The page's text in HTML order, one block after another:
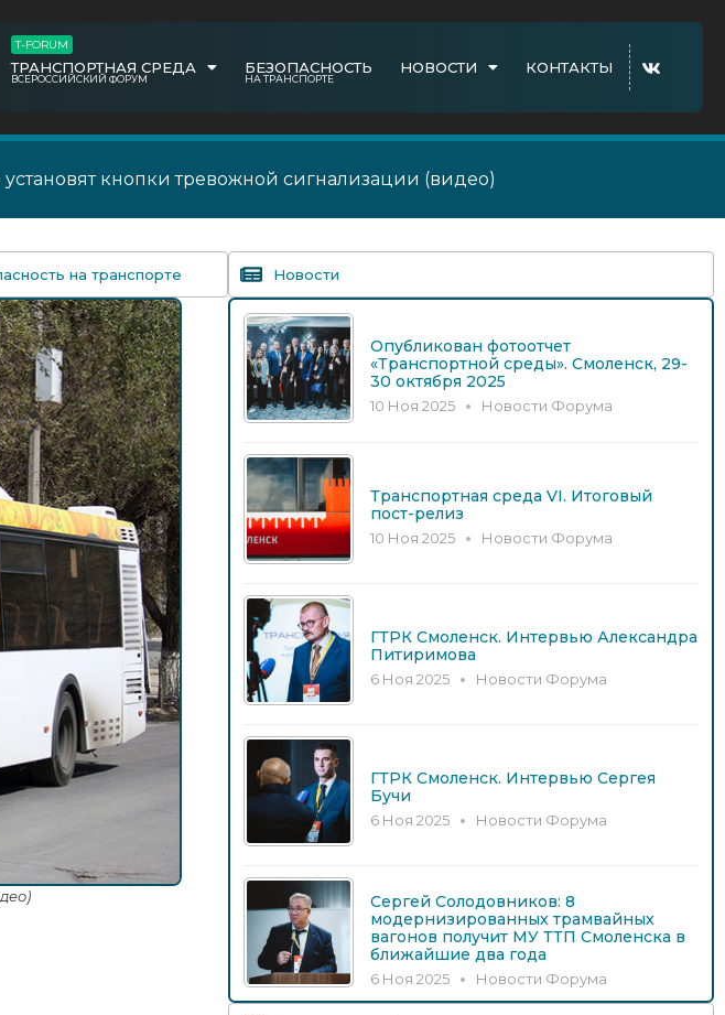
ТРАНСПОРТНАЯ СРЕДА
ВСЕРОССИЙСКИЙ ФОРУМ
T-FORUM
БЕЗОПАСНОСТЬ
НА ТРАНСПОРТЕ
НОВОСТИ КОНТАКТЫ
установят кнопки тревожной сигнализации (видео)
на транспорте Новости
Опубликован фотоотчет
«Транспортной среды». Смоленск, 29-
30 октября 2025
10 Ноя 2025 Новости Форума
Транспортная среда VI. Итоговый
пост-релиз
10 Ноя 2025 Новости Форума
ГТРК Смоленск. Интервью Александра
Питиримова
6 Ноя 2025 Новости Форума
ГТРК Смоленск. Интервью Сергея
Бучи
6 Ноя 2025 Новости Форума
Сергей Солодовников: 8
модернизированных трамвайных
вагонов получит МУ ТТП Смоленска в
ближайшие два года
6 Ноя 2025 Новости Форума